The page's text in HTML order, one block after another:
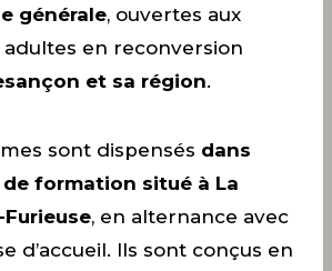
générale, ouvertes aux
adultes en reconversion
et sa région.
sont dispensés dans
formation situé à La
, en alternance avec
d’accueil. Ils sont conçus en